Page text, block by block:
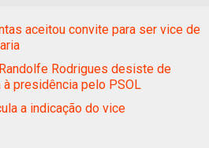
aceitou convite para ser vice de
Rodrigues desiste de
à presidência pelo PSOL
a indicação do vice